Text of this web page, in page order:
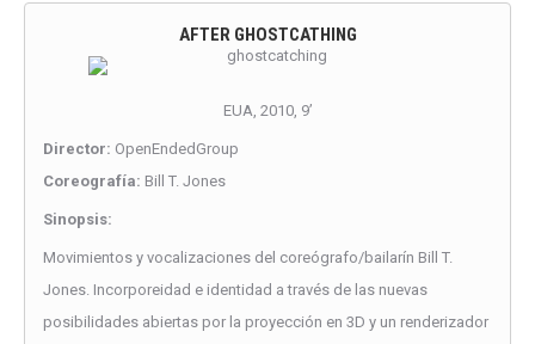
AFTER GHOSTCATHING
EUA, 2010, 9’
Director: OpenEndedGroup
Coreografía: Bill T. Jones
Sinopsis:
Movimientos y vocalizaciones del coreógrafo/bailarín Bill T.
Jones. Incorporeidad e identidad a través de las nuevas
posibilidades abiertas por la proyección en 3D y un renderizador